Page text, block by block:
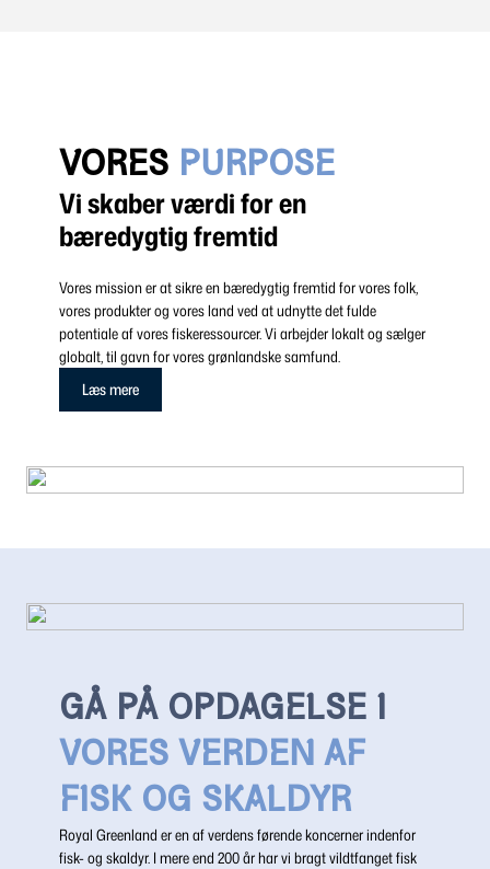
VORES PURPOSE
Vi skaber værdi for en
bæredygtig fremtid
Vores mission er at sikre en bæredygtig fremtid for vores folk,
vores produkter og vores land ved at udnytte det fulde
potentiale af vores fiskeressourcer. Vi arbejder lokalt og sælger
globalt, til gavn for vores grønlandske samfund.
Læs mere
GÅ PÅ OPDAGELSE I
VORES VERDEN AF
FISK OG SKALDYR
Royal Greenland er en af verdens førende koncerner indenfor
fisk- og skaldyr. I mere end 200 år har vi bragt vildtfanget fisk